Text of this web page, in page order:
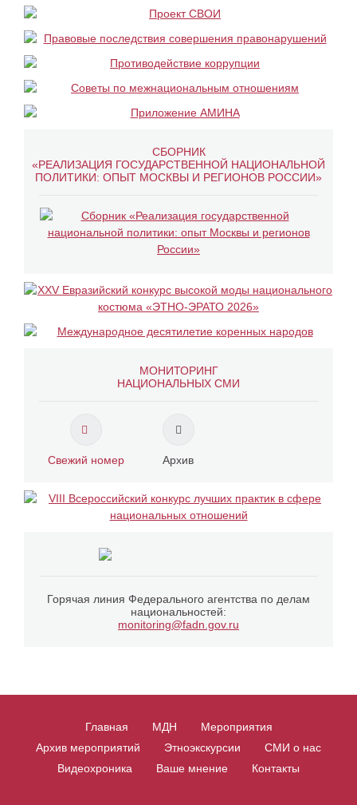
СБОРНИК
«РЕАЛИЗАЦИЯ ГОСУДАРСТВЕННОЙ НАЦИОНАЛЬНОЙ
ПОЛИТИКИ: ОПЫТ МОСКВЫ И РЕГИОНОВ РОССИИ»
МОНИТОРИНГ
НАЦИОНАЛЬНЫХ СМИ
Свежий номер Архив
Горячая линия Федерального агентства по делам
национальностей:
monitoring@fadn.gov.ru
Главная МДН
Мероприятия
Архив мероприятий
Этноэкскурсии
СМИ о нас
Видеохроника
Ваше мнение Контакты